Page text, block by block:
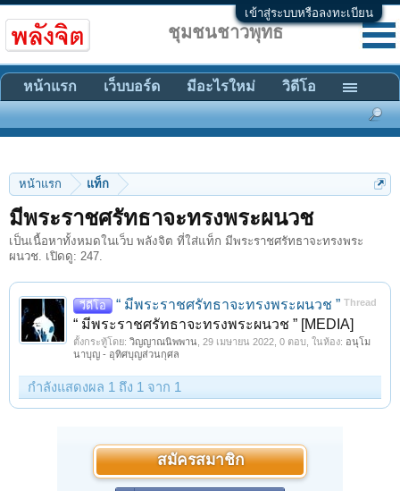
เข้าสู่ระบบหรือลงทะเบียน
หน้าแรก แท็ก
มีพระราชศรัทธาจะทรงพระผนวช
เป็นเนื้อหาทั้งหมดในเว็บ พลังจิต ที่ใส่แท็ก มีพระราชศรัทธาจะทรงพระ
ผนวช. เปิดดู: 247.
Thread
วีดีโอ
“ มีพระราชศรัทธาจะทรงพระผนวช ”
“ มีพระราชศรัทธาจะทรงพระผนวช ” [MEDIA]
ตั้งกระทู้โดย: วิญญาณนิพพาน 29 เมษายน 2022 , 0 ตอบ, ในห้อง: อนุโม
นาบุญ - อุทิศบุญส่วนกุศล
กำลังแสดงผล 1 ถึง 1 จาก 1
สมัครสมาชิก
ชุมชนชาวพุทธ
หน้าแรก เว็บบอร์ด มีอะไรใหม่ วิดีโอ